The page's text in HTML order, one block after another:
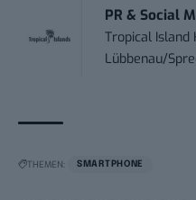
PR & Social
Tropical Island
Lübbenau/
THEMEN: SMARTPHONE